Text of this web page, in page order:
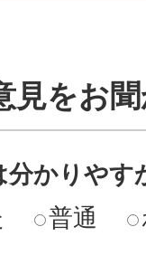
見をお
分かりやす
普通